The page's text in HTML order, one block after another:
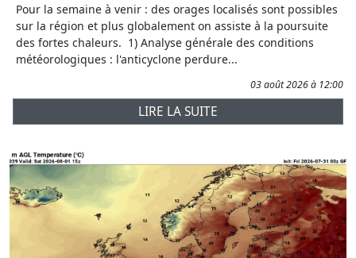
Pour la semaine à venir : des orages localisés sont possibles
sur la région et plus globalement on assiste à la poursuite
des fortes chaleurs. 1) Analyse générale des conditions
météorologiques : l'anticyclone perdure...
03 août 2026 à 12:00
LIRE LA SUITE